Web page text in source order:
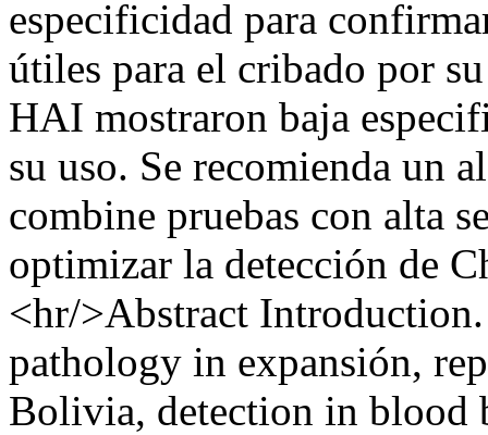
especificidad para
útiles para el cribado por
HAI mostraron baja
su uso. Se recomienda un
combine pruebas con alta
optimizar la detección de
<hr/>Abstract Introduction.
pathology in expansión,
Bolivia, detection in blood